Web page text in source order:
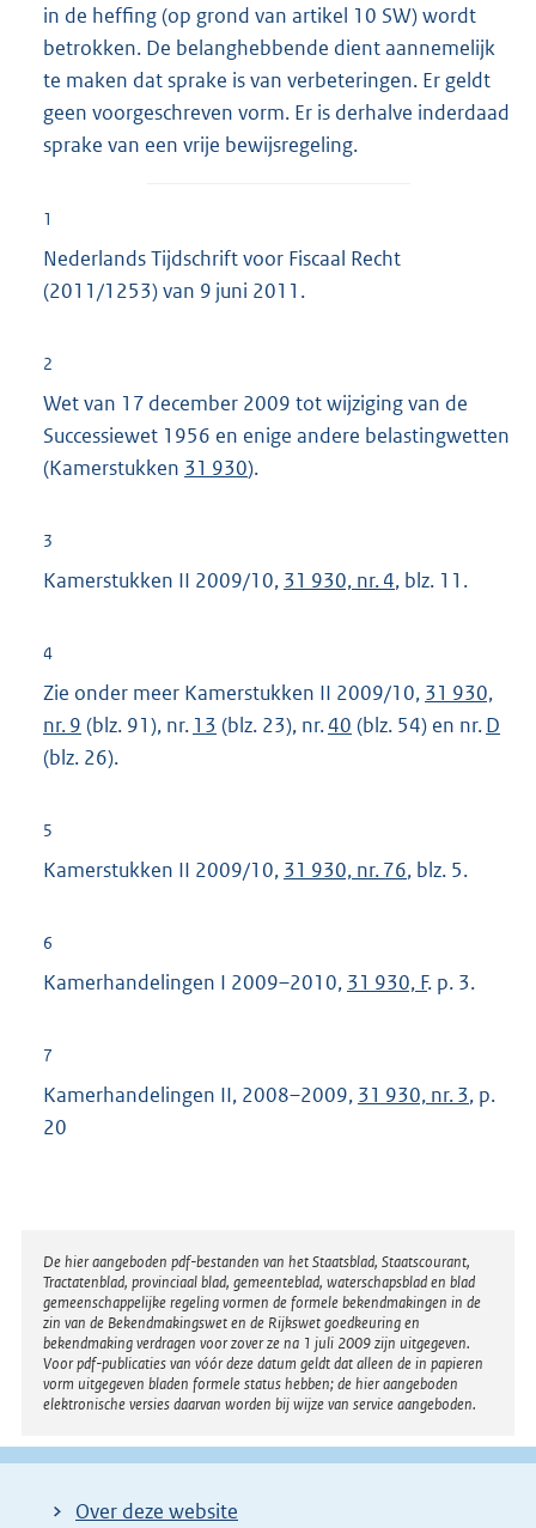
in de heffing (op grond van artikel 10 SW) wordt
betrokken. De belanghebbende dient aannemelijk
te maken dat sprake is van verbeteringen. Er geldt
geen voorgeschreven vorm. Er is derhalve inderdaad
sprake van een vrije bewijsregeling.
1
Nederlands Tijdschrift voor Fiscaal Recht
(2011/1253) van 9 juni 2011.
2
Wet van 17 december 2009 tot wijziging van de
Successiewet 1956 en enige andere belastingwetten
(Kamerstukken 31 930).
3
Kamerstukken II 2009/10, 31 930, nr. 4, blz. 11.
4
Zie onder meer Kamerstukken II 2009/10, 31 930,
nr. 9 (blz. 91), nr. 13 (blz. 23), nr.40 (blz. 54) en nr.D
(blz. 26).
5
Kamerstukken II 2009/10, 31 930, nr. 76, blz. 5.
6
Kamerhandelingen I 2009–2010, 31 930, F. p. 3.
7
Kamerhandelingen II, 2008–2009, 31 930, nr. 3, p.
20
Disclaimer
De hier aangeboden pdf-bestanden van het Staatsblad, Staatscourant,
Tractatenblad, provinciaal blad, gemeenteblad, waterschapsblad en blad
gemeenschappelijke regeling vormen de formele bekendmakingen in de
zin van de Bekendmakingswet en de Rijkswet goedkeuring en
bekendmaking verdragen voor zover ze na 1 juli 2009 zijn uitgegeven.
Voor pdf-publicaties van vóór deze datum geldt dat alleen de in papieren
vorm uitgegeven bladen formele status hebben; de hier aangeboden
elektronische versies daarvan worden bij wijze van service aangeboden.
Over deze website